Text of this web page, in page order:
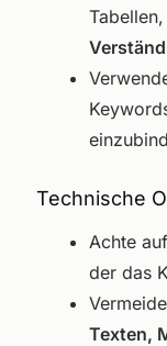
Technische
Achte
der das
Texten,